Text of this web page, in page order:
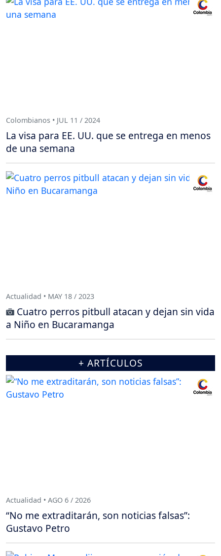
Colombianos • JUL 11 / 2024
La visa para EE. UU. que se entrega en menos
de una semana
Actualidad • MAY 18 / 2023
Cuatro perros pitbull atacan y dejan sin vida
a Niño en Bucaramanga
+ ARTÍCULOS
Actualidad • AGO 6 / 2026
“No me extraditarán, son noticias falsas”:
Gustavo Petro